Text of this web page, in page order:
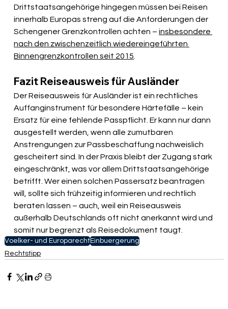
Drittstaatsangehörige hingegen müssen bei Reisen
innerhalb Europas streng auf die Anforderungen der
Schengener Grenzkontrollen achten – insbesondere
nach den zwischenzeitlich wiedereingeführten
Binnengrenzkontrollen seit 2015
Fazit Reiseausweis für Ausländer
Der Reiseausweis für Ausländer ist ein rechtliches
Auffanginstrument für besondere Härtefälle – kein
Ersatz für eine fehlende Passpflicht. Er kann nur dann
ausgestellt werden, wenn alle zumutbaren
Anstrengungen zur Passbeschaffung nachweislich
gescheitert sind. In der Praxis bleibt der Zugang stark
eingeschränkt, was vor allem Drittstaatsangehörige
betrifft. Wer einen solchen Passersatz beantragen
will, sollte sich frühzeitig informieren und rechtlich
beraten lassen – auch, weil ein Reiseausweis
außerhalb Deutschlands oft nicht anerkannt wird und
somit nur begrenzt als Reisedokument taugt.
Voelker- und EuroparechtEinbuergerung
Rechtstipp